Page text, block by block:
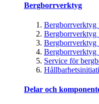
Bergborrverktyg
Bergborrverktyg
Bergborrverktyg
Bergborrverktyg
Bergborrverktyg
Service för
Delar och